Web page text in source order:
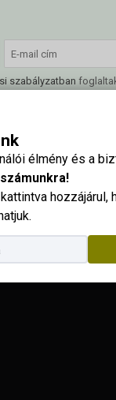
élmény és a
hozzájárul,
szabályzatban